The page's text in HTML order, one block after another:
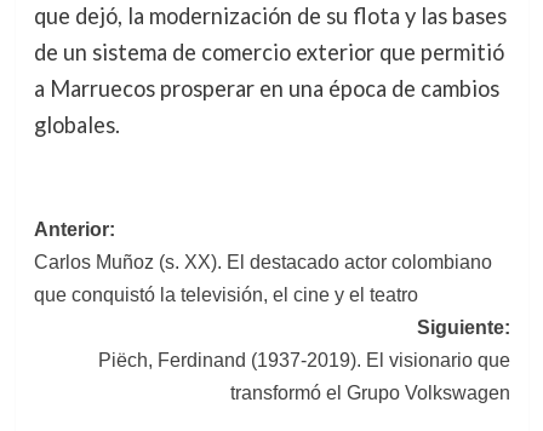
que dejó, la modernización de su flota y las bases
de un sistema de comercio exterior que permitió
a Marruecos prosperar en una época de cambios
globales.
Navegación
de
entradas
Anterior:
Carlos Muñoz (s. XX). El destacado actor colombiano
que conquistó la televisión, el cine y el teatro
Siguiente:
Piëch, Ferdinand (1937-2019). El visionario que
transformó el Grupo Volkswagen